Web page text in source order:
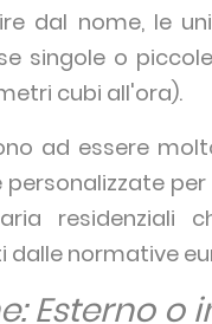
dal nome, le
singole o
cubi all'ora).
ad essere
residenziali
dalle normative
Esterno o